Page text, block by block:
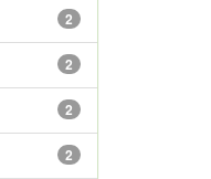
2
2
2
2